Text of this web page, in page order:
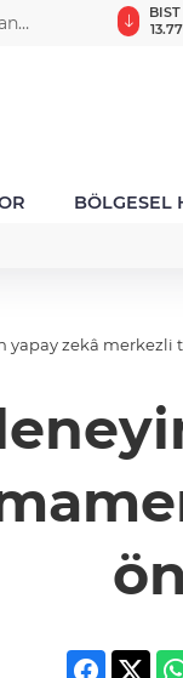
6.660,55
BIST
BÖLGESEL
zekâ merkezli